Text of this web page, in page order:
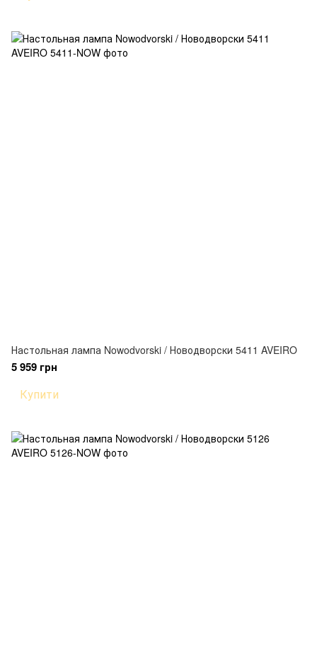
Настольная лампа Nowodvorski / Новодворски 5411 AVEIRO
5 959 грн
Купити